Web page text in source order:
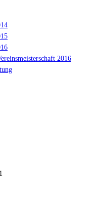
2016